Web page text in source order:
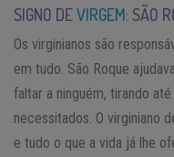
SIGNO DEVIRGEM: SÃO
Os virginianos são
em tudo. São Roque
faltar a ninguém, tirando
necessitados. O virginiano
e tudo o que a vida já lhe